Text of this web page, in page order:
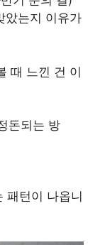
았는지 이유가
때 느낀 건 이
돈되는 방
패턴이 나옵니